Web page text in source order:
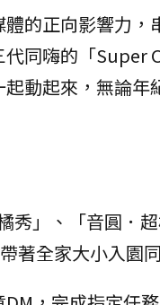
的正向影響力，
同嗨的「Super
動起來，無論年
」、「音圓．
著全家大小入園